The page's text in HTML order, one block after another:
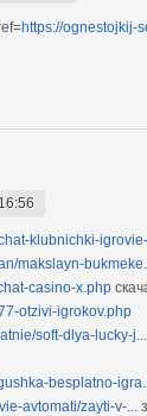
https://ognestojkij-
klubnichki-igrovie-
makslayn-bukmeke...
casino-x.php
otzivi-igrokov.php
soft-dlya-lucky-j...
besplatno-igra...
avtomati/zayti-v-...